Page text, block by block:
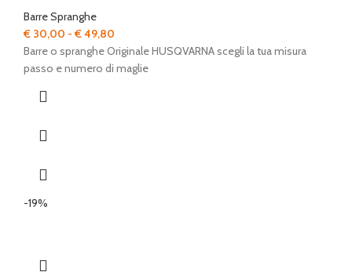
Barre Spranghe
€ 30,00 - €49,80
di
prezzo:
Barre o spranghe Originale HUSQVARNA scegli la tua misura
passo e numero di maglie
-19%